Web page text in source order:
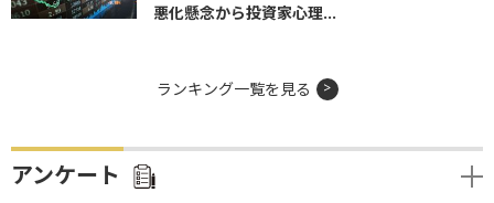
悪化懸念から投資家心理...
ランキング一覧を見る
アンケート